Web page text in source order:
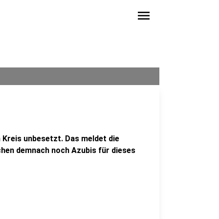
menu
unbesetzt. Das meldet die
demnach noch Azubis für dieses